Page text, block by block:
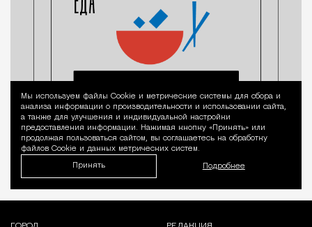
Уведомление
Мы используем файлы Сookie и метрические системы для сбора и
анализа информации о производительности и использовании сайта,
а также для улучшения и индивидуальной настройки
предоставления информации. Нажимая кнопку «Принять» или
продолжая пользоваться сайтом, вы соглашаетесь на обработку
файлов Cookie и данных метрических систем.
Принять Подробнее